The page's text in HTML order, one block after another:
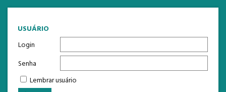
USUÁRIO
Login
Senha
Lembrar usuário